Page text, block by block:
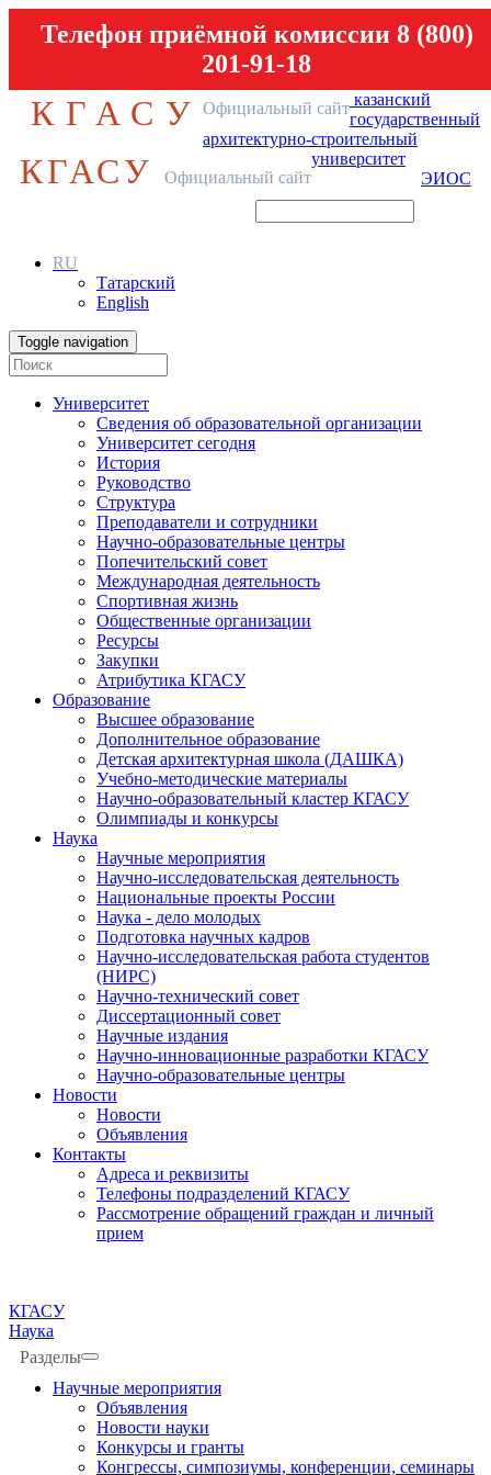
Телефон приёмной комиссии 8 (800)
201-91-18
КГАСУ Официальный сайт казанский
государственный
архитектурно-строительный
университет
КГАСУ Официальный сайт ЭИОС
RU
Татарский
English
Toggle navigation
Университет
Сведения об образовательной организации
Университет сегодня
История
Руководство
Структура
Преподаватели и сотрудники
Научно-образовательные центры
Попечительский совет
Международная деятельность
Спортивная жизнь
Общественные организации
Ресурсы
Закупки
Атрибутика КГАСУ
Образование
Высшее образование
Дополнительное образование
Детская архитектурная школа (ДАШКА)
Учебно-методические материалы
Научно-образовательный кластер КГАСУ
Олимпиады и конкурсы
Наука
Научные мероприятия
Научно-исследовательская деятельность
Национальные проекты России
Наука - дело молодых
Подготовка научных кадров
Научно-исследовательская работа студентов
(НИРС)
Научно-технический совет
Диссертационный совет
Научные издания
Научно-инновационные разработки КГАСУ
Научно-образовательные центры
Новости
Новости
Объявления
Контакты
Адреса и реквизиты
Телефоны подразделений КГАСУ
Рассмотрение обращений граждан и личный
прием
КГАСУ
Наука
Разделы
Научные мероприятия
Объявления
Новости науки
Конкурсы и гранты
Конгрессы, симпозиумы, конференции, семинары